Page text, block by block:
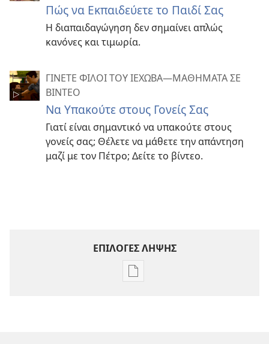
Πώς να Εκπαιδεύετε το Παιδί Σας
Η διαπαιδαγώγηση δεν σημαίνει απλώς
κανόνες και τιμωρία.
ΓΙΝΕΤΕ ΦΙΛΟΙ ΤΟΥ ΙΕΧΩΒΑ​—ΜΑΘΗΜΑΤΑ ΣΕ
ΒΙΝΤΕΟ
Να Υπακούτε στους Γονείς Σας
Γιατί είναι σημαντικό να υπακούτε στους
γονείς σας; Θέλετε να μάθετε την απάντηση
μαζί με τον Πέτρο; Δείτε το βίντεο.
ΕΠΙΛΟΓΕΣ ΛΗΨΗΣ
Επιλογές